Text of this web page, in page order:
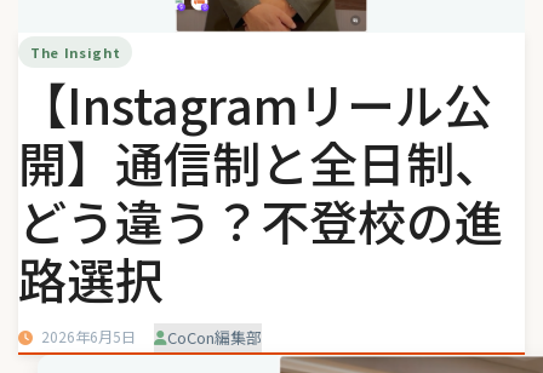
The Insight
【Instagramリール公
開】通信制と全日制、
どう違う？不登校の進
路選択
2026年6月5日 CoCon編集部